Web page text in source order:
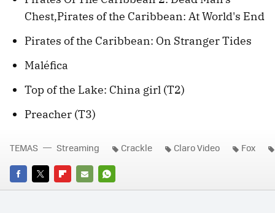
Chest,Pirates of the Caribbean: At World's End
Pirates of the Caribbean: On Stranger Tides
Maléfica
Top of the Lake: China girl (T2)
Preacher (T3)
FACEBOOK
TWITTERFLIPBOARD
E-
WHATSAPP
TEMAS Streaming Crackle Claro Video Fox